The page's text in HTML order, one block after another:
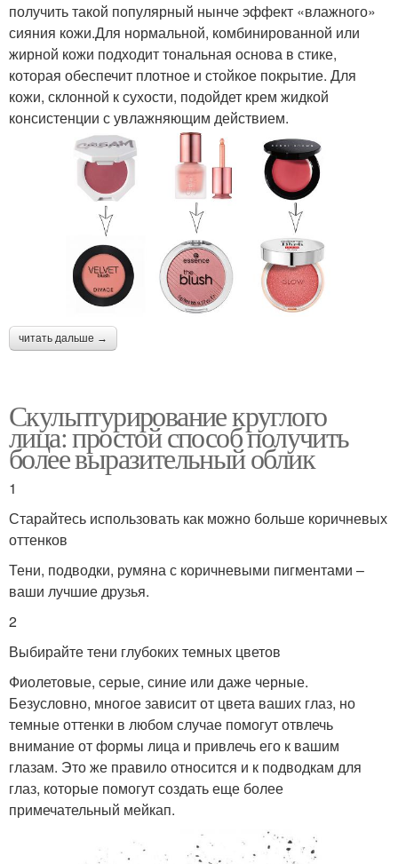
получить такой популярный нынче эффект «влажного»
сияния кожи.Для нормальной, комбинированной или
жирной кожи подходит тональная основа в стике,
которая обеспечит плотное и стойкое покрытие. Для
кожи, склонной к сухости, подойдет крем жидкой
консистенции с увлажняющим действием.
читать дальше →
Скульптурирование круглого
лица: простой способ получить
более выразительный облик
1
Старайтесь использовать как можно больше коричневых
оттенков
Тени, подводки, румяна с коричневыми пигментами –
ваши лучшие друзья.
2
Выбирайте тени глубоких темных цветов
Фиолетовые, серые, синие или даже черные.
Безусловно, многое зависит от цвета ваших глаз, но
темные оттенки в любом случае помогут отвлечь
внимание от формы лица и привлечь его к вашим
глазам. Это же правило относится и к подводкам для
глаз, которые помогут создать еще более
примечательный мейкап.